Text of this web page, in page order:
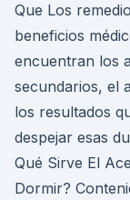
Que Los
beneficios
encuentran los
secundarios, el
los resultados
despejar esas
Qué Sirve El
Dormir?